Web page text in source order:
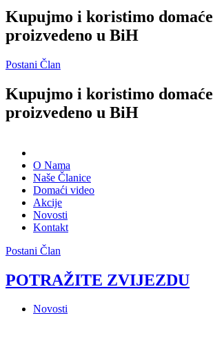
Kupujmo i koristimo domaće
proizvedeno u BiH
Postani Član
Kupujmo i koristimo domaće
proizvedeno u BiH
O Nama
Naše Članice
Domaći video
Akcije
Novosti
Kontakt
Postani Član
POTRAŽITE ZVIJEZDU
Novosti